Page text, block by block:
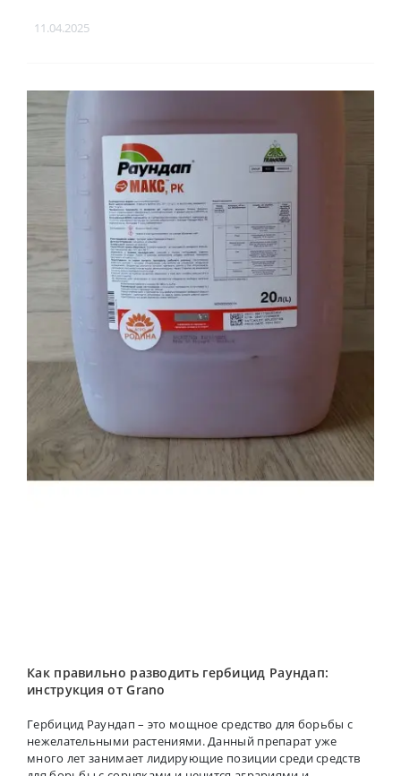
11.04.2025
Как правильно разводить гербицид Раундап:
инструкция от Grano
Гербицид Раундап – это мощное средство для борьбы с
нежелательными растениями. Данный препарат уже
много лет занимает лидирующие позиции среди средств